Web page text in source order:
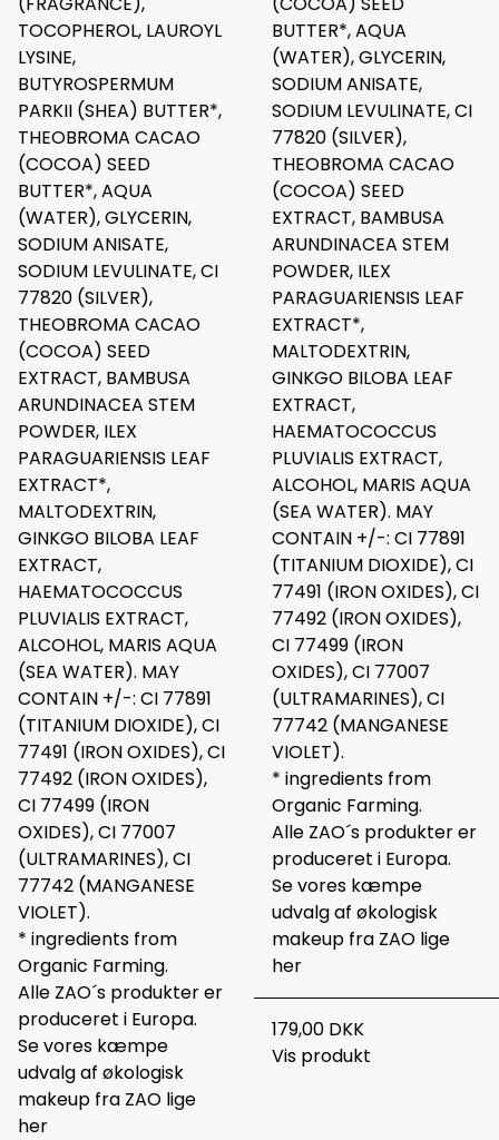
TOCOPHEROL, LAUROYL
LYSINE,
BUTYROSPERMUM
PARKII (SHEA) BUTTER*,
THEOBROMA CACAO
(COCOA) SEED
BUTTER*, AQUA
(WATER), GLYCERIN,
SODIUM ANISATE,
SODIUM LEVULINATE, CI
77820 (SILVER),
THEOBROMA CACAO
(COCOA) SEED
EXTRACT, BAMBUSA
ARUNDINACEA STEM
POWDER, ILEX
PARAGUARIENSIS LEAF
EXTRACT*,
MALTODEXTRIN,
GINKGO BILOBA LEAF
EXTRACT,
HAEMATOCOCCUS
PLUVIALIS EXTRACT,
ALCOHOL, MARIS AQUA
(SEA WATER). MAY
CONTAIN +/-: CI 77891
(TITANIUM DIOXIDE), CI
77491 (IRON OXIDES), CI
77492 (IRON OXIDES),
CI 77499 (IRON
OXIDES), CI 77007
(ULTRAMARINES), CI
77742 (MANGANESE
VIOLET).
* ingredients from
Organic Farming.
Alle ZAO´s produkter er
produceret i Europa.
Se vores kæmpe
udvalg af økologisk
makeup fra ZAO lige
her
BUTTER*, AQUA
(WATER), GLYCERIN,
SODIUM ANISATE,
SODIUM LEVULINATE, CI
77820 (SILVER),
THEOBROMA CACAO
(COCOA) SEED
EXTRACT, BAMBUSA
ARUNDINACEA STEM
POWDER, ILEX
PARAGUARIENSIS LEAF
EXTRACT*,
MALTODEXTRIN,
GINKGO BILOBA LEAF
EXTRACT,
HAEMATOCOCCUS
PLUVIALIS EXTRACT,
ALCOHOL, MARIS AQUA
(SEA WATER). MAY
CONTAIN +/-: CI 77891
(TITANIUM DIOXIDE), CI
77491 (IRON OXIDES), CI
77492 (IRON OXIDES),
CI 77499 (IRON
OXIDES), CI 77007
(ULTRAMARINES), CI
77742 (MANGANESE
VIOLET).
* ingredients from
Organic Farming.
Alle ZAO´s produkter er
produceret i Europa.
Se vores kæmpe
udvalg af økologisk
makeup fra ZAO lige
her
179,00 DKK
Vis produkt